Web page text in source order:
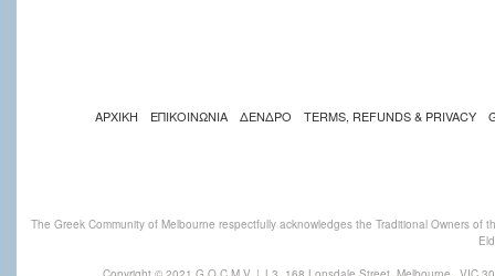
ΑΡΧΙΚΗ ΕΠΙΚΟΙΝΩΝΙΑ ΔΕΝΔΡΟ TERMS, REFUNDS & PRIVACY
The Greek Community of Melbourne respectfully acknowledges the Traditional Owners